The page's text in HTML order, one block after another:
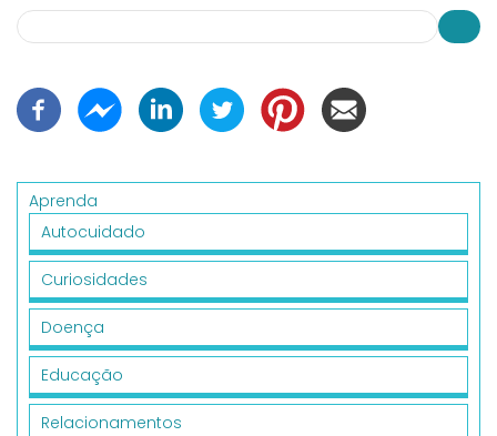
Busca
Search
Aprenda
Autocuidado
Curiosidades
Doença
Educação
Relacionamentos